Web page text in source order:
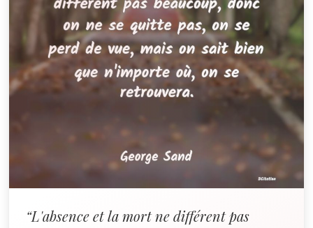
“L'absence et la mort ne différent pas